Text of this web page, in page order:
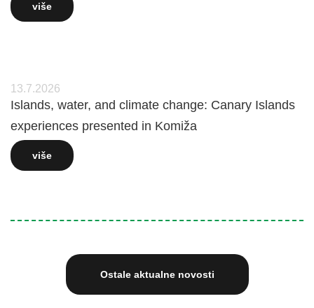
više
13.7.2026
Islands, water, and climate change: Canary Islands
experiences presented in Komiža
više
Ostale aktualne novosti